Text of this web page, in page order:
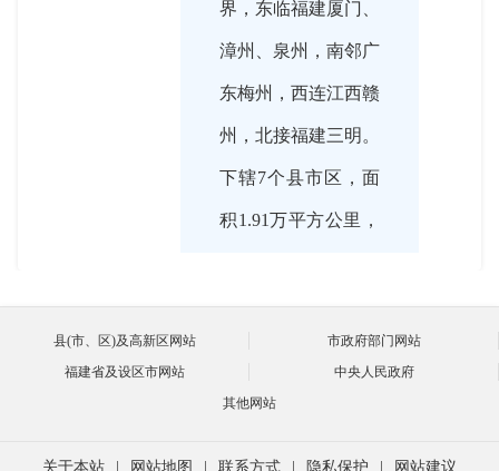
界，东临福建厦门、
漳州、泉州，南邻广
东梅州，西连江西赣
州，北接福建三明。
下辖7个县市区，面
积1.91万平方公里，
山清水秀、气候宜
人，文化底蕴深厚，
县(市、区)及高新区网站
市政府部门网站
福建省及设区市网站
中央人民政府
其他网站
关于本站 网站地图 联系方式 隐私保护 网站建议